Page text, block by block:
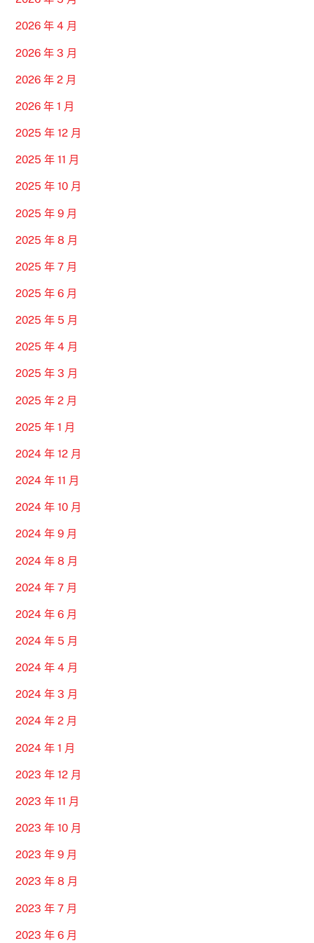
2026 年 4 月
2026 年 3 月
2026 年 2 月
2026 年 1 月
2025 年 12 月
2025 年 11 月
2025 年 10 月
2025 年 9 月
2025 年 8 月
2025 年 7 月
2025 年 6 月
2025 年 5 月
2025 年 4 月
2025 年 3 月
2025 年 2 月
2025 年 1 月
2024 年 12 月
2024 年 11 月
2024 年 10 月
2024 年 9 月
2024 年 8 月
2024 年 7 月
2024 年 6 月
2024 年 5 月
2024 年 4 月
2024 年 3 月
2024 年 2 月
2024 年 1 月
2023 年 12 月
2023 年 11 月
2023 年 10 月
2023 年 9 月
2023 年 8 月
2023 年 7 月
2023 年 6 月